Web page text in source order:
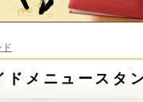
ド
メニュースタ